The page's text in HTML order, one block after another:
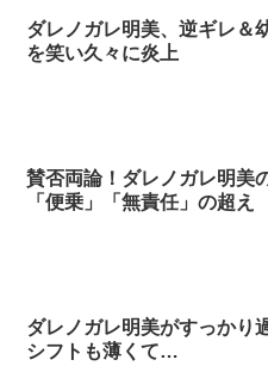
ダレノガレ明美、逆ギレ＆
を笑い久々に炎上
賛否両論！ダレノガレ明美
「便乗」「無責任」の超え
ダレノガレ明美がすっかり
シフトも薄くて…